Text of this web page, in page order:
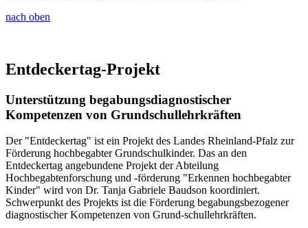
nach oben
Entdeckertag-Projekt
Unterstützung begabungsdiagnostischer
Kompetenzen von Grundschullehrkräften
Der "Entdeckertag" ist ein Projekt des Landes Rheinland-Pfalz zur
Förderung hochbegabter Grundschulkinder. Das an den
Entdeckertag angebundene Projekt der Abteilung
Hochbegabtenforschung und -förderung "Erkennen hochbegabter
Kinder" wird von Dr. Tanja Gabriele Baudson koordiniert.
Schwerpunkt des Projekts ist die Förderung begabungsbezogener
diagnostischer Kompetenzen von Grund-schullehrkräften.